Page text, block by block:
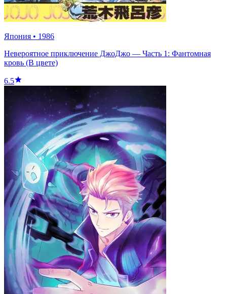
Япония • 1986
Невероятное приключение ДжоДжо — Часть 1: Фантомная
кровь (В цвете)
6.5